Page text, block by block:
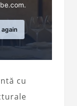
cu